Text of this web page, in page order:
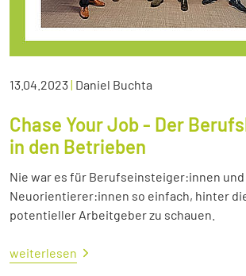
13.04.2023| Daniel Buchta
Chase Your Job - Der
in den Betrieben
Nie war es für Berufseinsteiger:innen und
Neuorientierer:innen so einfach, hinter
potentieller Arbeitgeber zu schauen.
weiterlesen